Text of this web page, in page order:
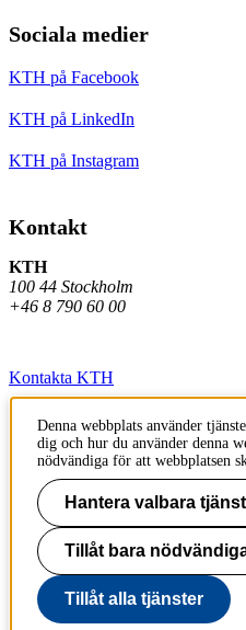
Sociala medier
KTH på Facebook
KTH på LinkedIn
KTH på Instagram
Kontakt
KTH
100 44 Stockholm
+46 8 790 60 00
Kontakta KTH
Jobba på KTH
Press och media
Faktura och betalning KTH
Om KTH:s webbplatser
Tillgänglighetsredogörelse
Denna webbplats använder
dig och hur du använder denna
nödvändiga för att webbplatsen
Hantera valbara
Tillåt bara
Tillåt alla tjänster